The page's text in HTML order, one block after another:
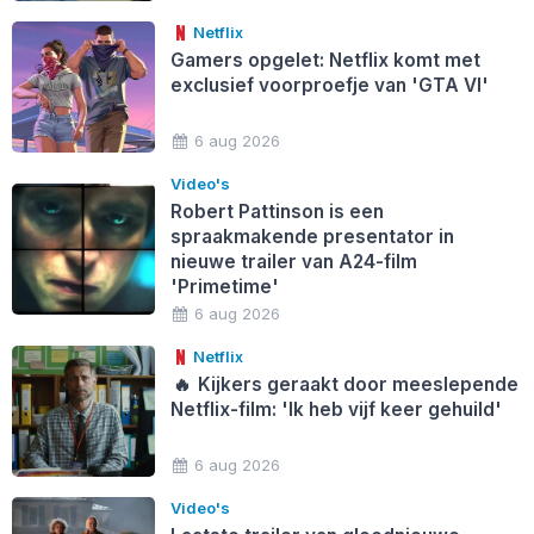
Netflix
Gamers opgelet: Netflix komt met
exclusief voorproefje van 'GTA VI'
6 aug 2026
Video's
Robert Pattinson is een
spraakmakende presentator in
nieuwe trailer van A24-film
'Primetime'
6 aug 2026
Netflix
🔥 Kijkers geraakt door meeslepende
Netflix-film: 'Ik heb vijf keer gehuild'
6 aug 2026
Video's